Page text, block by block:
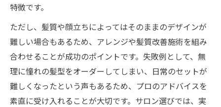
特徴です。
ただし、髪質や顔立ちによってはそのままのデザインが
難しい場合もあるため、アレンジや髪質改善施術を組み
合わせることが成功のポイントです。失敗例として、無
理に憧れの髪型をオーダーしてしまい、日常のセットが
難しくなったという声もあるため、プロのアドバイスを
素直に受け入れることが大切です。サロン選びでは、実